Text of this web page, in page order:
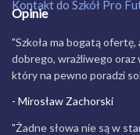
Kontakt do Szkół Pro
Opinie
"Szkoła ma bogatą
dobrego, wrażliwego oraz
który na pewno poradzi
- Mirosław Zachorski
"Żadne słowa nie są w